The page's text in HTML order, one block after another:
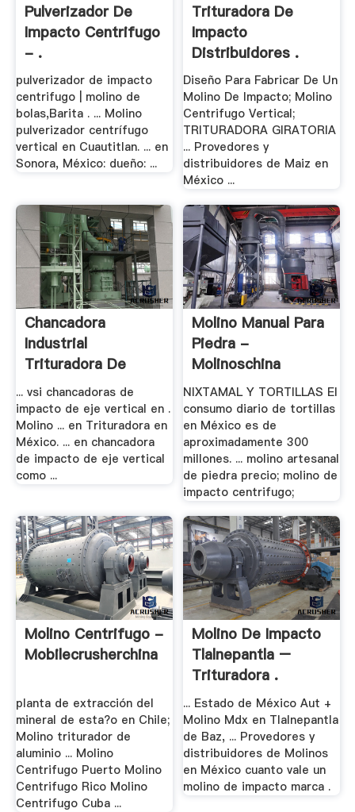
Pulverizador De
Impacto Centrifugo
- .
pulverizador de impacto
centrifugo | molino de
bolas,Barita . ... Molino
pulverizador centrífugo
vertical en Cuautitlan. ... en
Sonora, México: dueño: ...
Trituradora De
Impacto
Distribuidores .
Diseño Para Fabricar De Un
Molino De Impacto; Molino
Centrifugo Vertical;
TRITURADORA GIRATORIA
... Provedores y
distribuidores de Maiz en
México ...
Chancadora
Industrial
Trituradora De
Impacto De .
... vsi chancadoras de
impacto de eje vertical en .
Molino ... en Trituradora en
México. ... en chancadora
de impacto de eje vertical
como ...
Molino Manual Para
Piedra -
Molinoschina
NIXTAMAL Y TORTILLAS El
consumo diario de tortillas
en México es de
aproximadamente 300
millones. ... molino artesanal
de piedra precio; molino de
impacto centrifugo;
Molino Centrifugo -
Mobilecrusherchina
planta de extracción del
mineral de esta?o en Chile;
Molino triturador de
aluminio ... Molino
Centrifugo Puerto Molino
Centrifugo Rico Molino
Centrifugo Cuba ...
Molino De Impacto
Tlalnepantla –
Trituradora .
... Estado de México Aut +
Molino Mdx en Tlalnepantla
de Baz, ... Provedores y
distribuidores de Molinos
en México cuanto vale un
molino de impacto marca .